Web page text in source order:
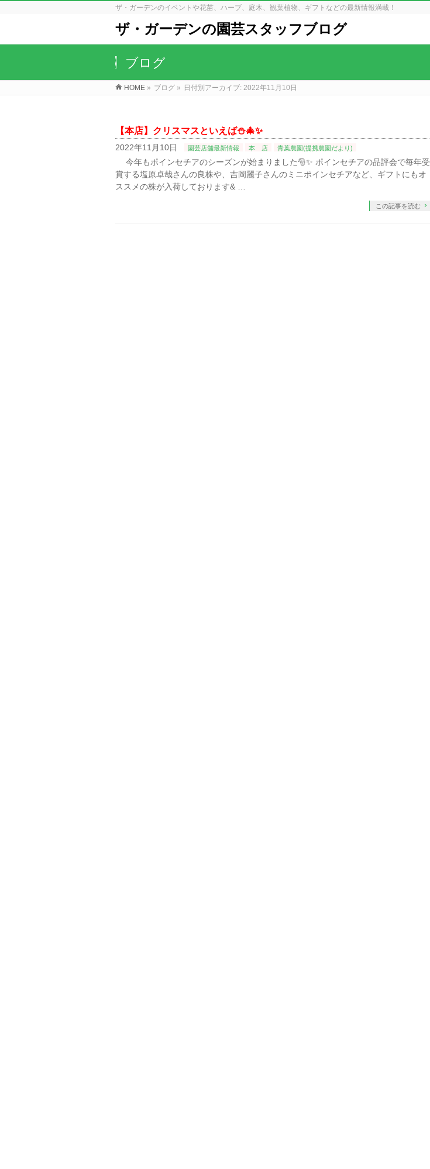
ザ・ガーデンのイベントや花苗、ハーブ、庭木、観葉植物、ギフトなどの最新情報満載！
ザ・ガーデンの園芸スタッフブログ
ブログ
HOME » ブログ » 日付別アーカイブ: 2022年11月10日
【本店】クリスマスといえば⛄🎄✨
2022年11月10日 園芸店舗最新情報 本 店 青葉農園(提携農園だより)
今年もポインセチアのシーズンが始まりました🎅✨⁡⁡ ポインセチアの品評会で毎年受
賞する塩原卓哉さんの良株や、吉岡麗子さんのミニポインセチアなど、ギフトにもオ
ススメの株が入荷しております& …
この記事を読む